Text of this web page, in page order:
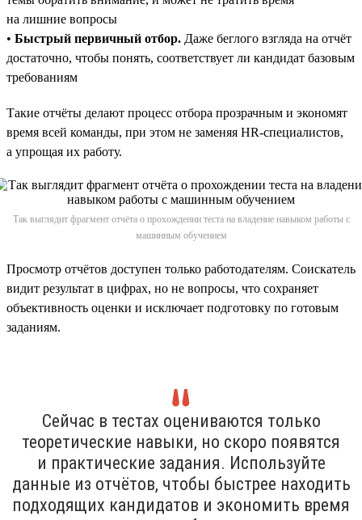
на лишние вопросы
• Быстрый первичный отбор. Даже беглого взгляда на отчёт
достаточно, чтобы понять, соответствует ли кандидат базовым
требованиям
Такие отчёты делают процесс отбора прозрачным и экономят
время всей команды, при этом не заменяя HR-специалистов,
а упрощая их работу.
Так выглядит фрагмент отчёта о прохождении теста на владение навыком работы с
машинным обучением
Просмотр отчётов доступен только работодателям. Соискатель
видит результат в цифрах, но не вопросы, что сохраняет
объективность оценки и исключает подготовку по готовым
заданиям.
Сейчас в тестах оцениваются только
теоретические навыки, но скоро появятся
и практические задания. Используйте
данные из отчётов, чтобы быстрее находить
подходящих кандидатов и экономить время